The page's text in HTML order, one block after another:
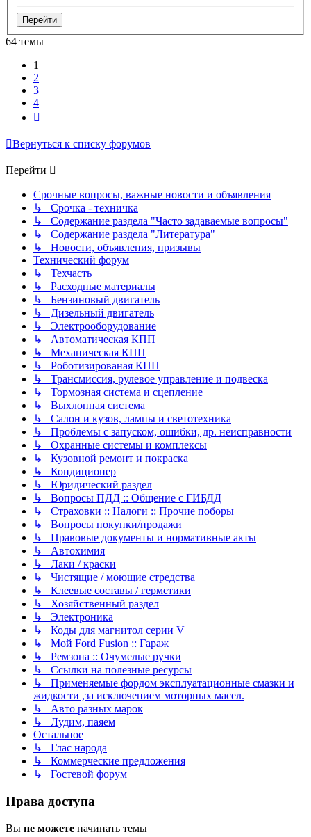
64 темы
1
2
3
4
Вернуться к списку форумов
Перейти
Срочные вопросы, важные новости и объявления
↳ Срочка - техничка
↳ Содержание раздела "Часто задаваемые вопросы"
↳ Содержание раздела "Литература"
↳ Новости, объявления, призывы
Технический форум
↳ Техчасть
↳ Расходные материалы
↳ Бензиновый двигатель
↳ Дизельный двигатель
↳ Электрооборудование
↳ Автоматическая КПП
↳ Механическая КПП
↳ Роботизированая КПП
↳ Трансмиссия, рулевое управление и подвеска
↳ Тормозная система и сцепление
↳ Выхлопная система
↳ Салон и кузов, лампы и светотехника
↳ Проблемы с запуском, ошибки, др. неисправности
↳ Охранные системы и комплексы
↳ Кузовной ремонт и покраска
↳ Кондиционер
↳ Юридический раздел
↳ Вопросы ПДД :: Общение с ГИБДД
↳ Страховки :: Налоги :: Прочие поборы
↳ Вопросы покупки/продажи
↳ Правовые документы и нормативные акты
↳ Автохимия
↳ Лаки / краски
↳ Чистящие / моющие стредства
↳ Клеевые составы / герметики
↳ Хозяйственный раздел
↳ Электроника
↳ Коды для магнитол серии V
↳ Мой Ford Fusion :: Гараж
↳ Ремзона :: Очумелые ручки
↳ Ссылки на полезные ресурсы
↳ Применяемые фордом эксплуатационные смазки и
жидкости ,за исключением моторных масел.
↳ Авто разных марок
↳ Лудим, паяем
Остальное
↳ Глас народа
↳ Коммерческие предложения
↳ Гостевой форум
Права доступа
Вы не можете начинать темы